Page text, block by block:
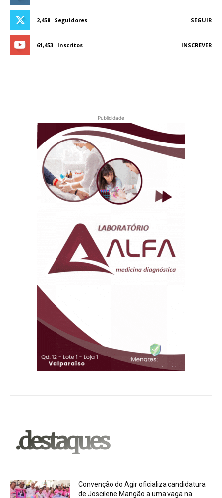
2,458 Seguidores SEGUIR
61,453 Inscritos INSCREVER
Publicidade
.destaques
Convenção do Agir oficializa candidatura
de Joscilene Mangão a uma vaga na